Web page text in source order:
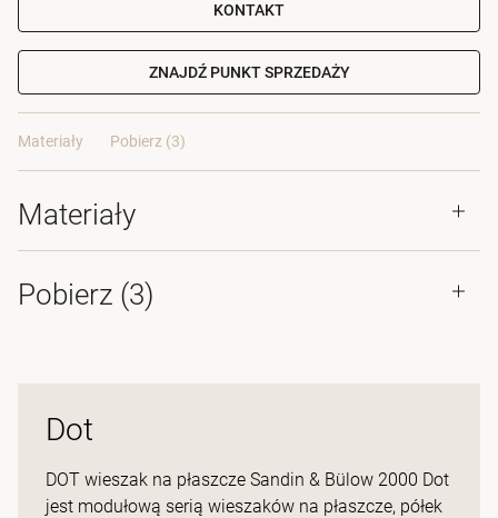
KONTAKT
ZNAJDŹ PUNKT SPRZEDAŻY
Materiały Pobierz (3)
Materiały
Pobierz (3)
Dot
DOT wieszak na płaszcze Sandin & Bülow 2000 Dot
jest modułową serią wieszaków na płaszcze, półek